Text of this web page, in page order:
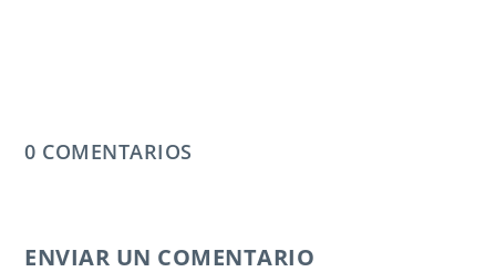
0 COMENTARIOS
ENVIAR UN COMENTARIO